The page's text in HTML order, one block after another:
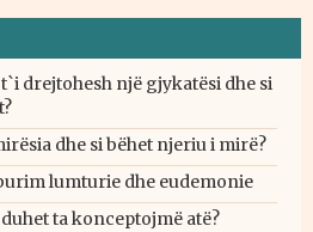
drejtohesh një gjykatësi dhe si
dhe si bëhet njeriu i mirë?
lumturie dhe eudemonie
ta konceptojmë atë?